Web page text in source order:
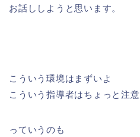
お話ししようと思います。
こういう環境はまずいよ
こういう指導者はちょっと注意
っていうのも